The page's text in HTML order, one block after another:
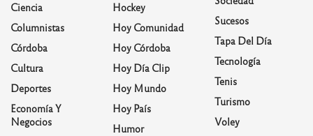
Ciencia
Columnistas
Córdoba
Cultura
Deportes
Economía Y
Negocios
Hockey
Hoy Comunidad
Hoy Córdoba
Hoy Día Clip
Hoy Mundo
Hoy País
Humor
Sucesos
Tapa Del Día
Tecnología
Tenis
Turismo
Voley